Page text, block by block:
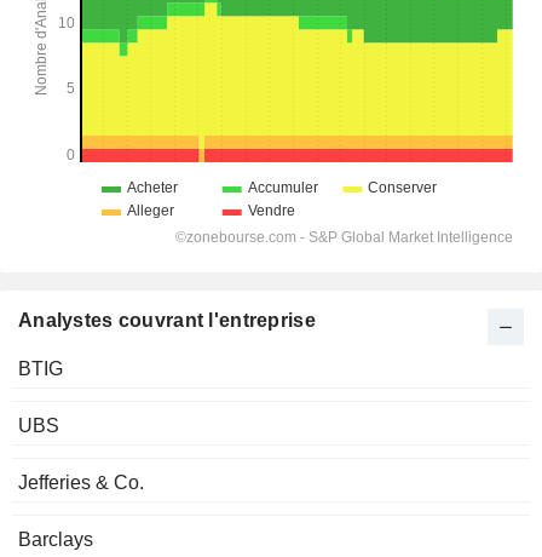
Analystes couvrant l'entreprise
BTIG
UBS
Jefferies & Co.
Barclays